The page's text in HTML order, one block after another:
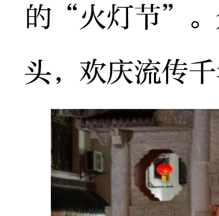
的“火灯节”。
头，欢庆流传